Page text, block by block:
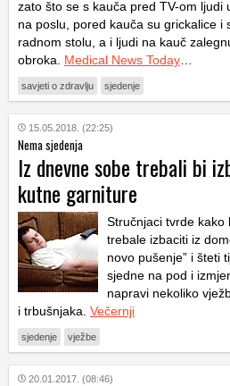
zato što se s kauča pred TV-om ljudi
na poslu, pored kauča su grickalice i
radnom stolu, a i ljudi na kauč
obroka. Medical News Today…
savjeti o zdravlju sjedenje
15.05.2018. (22:25)
Nema sjedenja
Iz dnevne sobe trebali bi
kutne garniture
Stručnjaci tvrde kako
trebale izbaciti iz
novo pušenje” i šteti
sjedne na pod i
napravi nekoliko
i trbušnjaka. Večernji
sjedenje vježbe
20.01.2017. (08:46)